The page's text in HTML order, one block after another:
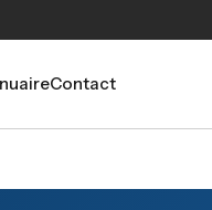
Contact